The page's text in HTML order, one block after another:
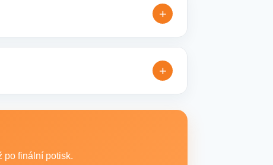
+
+
po finální potisk.